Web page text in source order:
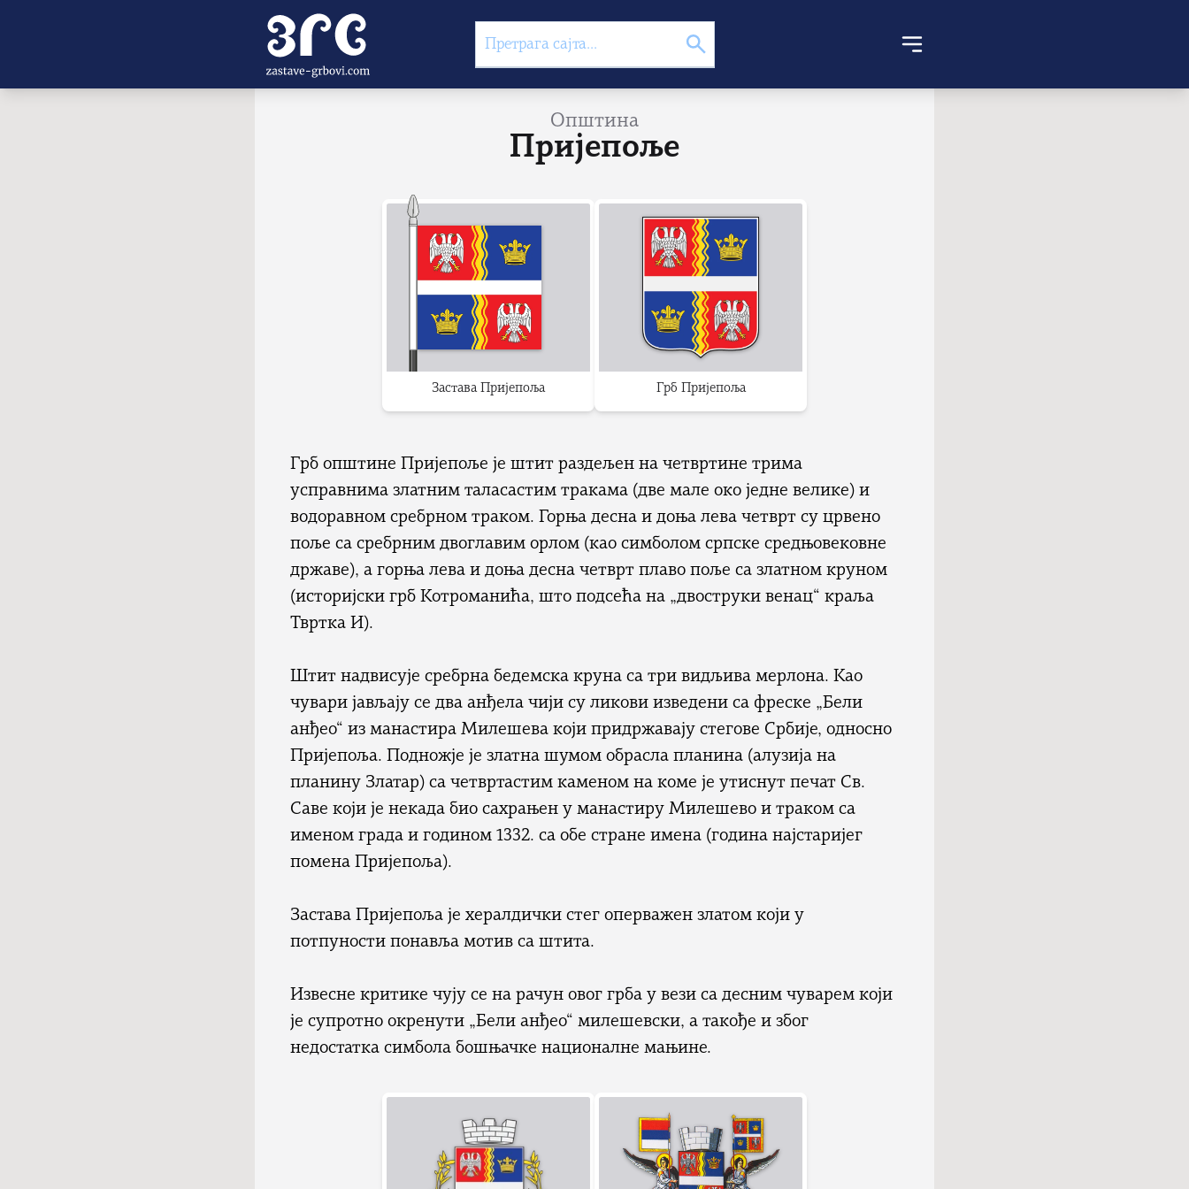
Општина
Пријепоље
Застава Пријепоља Грб Пријепоља
Грб општине Пријепоље је штит раздељен на четвртине трима
усправнима златним таласастим тракама (две мале око једне велике) и
водоравном сребрном траком. Горња десна и доња лева четврт су црвено
поље са сребрним двоглавим орлом (као симболом српске средњовековне
државе), а горња лева и доња десна четврт плаво поље са златном круном
(историјски грб Котроманића, што подсећа на „двоструки венац“ краља
Твртка И).
Штит надвисује сребрна бедемска круна са три видљива мерлона. Као
чувари јављају се два анђела чији су ликови изведени са фреске „Бели
анђео“ из манастира Милешева који придржавају стегове Србије, односно
Пријепоља. Подножје је златна шумом обрасла планина (алузија на
планину Златар) са четвртастим каменом на коме је утиснут печат Св.
Саве који је некада био сахрањен у манастиру Милешево и траком са
именом града и годином 1332. са обе стране имена (година најстаријег
помена Пријепоља).
Застава Пријепоља је хералдички стег оперважен златом који у
потпуности понавља мотив са штита.
Извесне критике чују се на рачун овог грба у вези са десним чуварем који
је супротно окренути „Бели анђео“ милешевски, а такође и због
недостатка симбола бошњачке националне мањине.